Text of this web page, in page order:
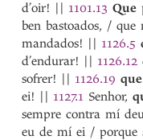
d’oir! || 1101.13 Que
ben bastoados, / que
mandados! || 1126.5
d’endurar! || 1126.12
sofrer! || 1126.19 que
ei! || 1127.1 Senhor,
sempre contra mí
eu de mí ei / porque